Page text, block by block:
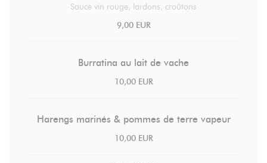
Sauce vin rouge, lardons, croûtons
9,00 EUR
Burratina au lait de vache
10,00 EUR
Harengs marinés & pommes de terre vapeur
10,00 EUR